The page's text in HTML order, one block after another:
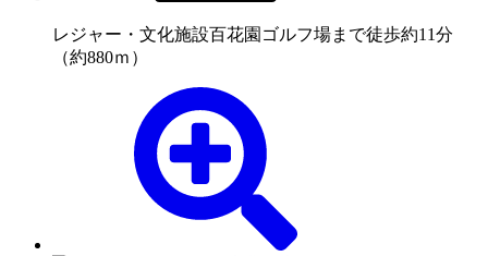
レジャー・文化施設百花園ゴルフ場まで徒歩約11分
（約880ｍ）